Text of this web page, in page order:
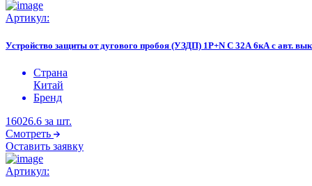
Артикул:
Устройство защиты от дугового пробоя (УЗДП) 1P+N C 32А 6кА с авт.
Страна
Китай
Бренд
16026.6 за шт.
Смотреть
Оставить заявку
Артикул: